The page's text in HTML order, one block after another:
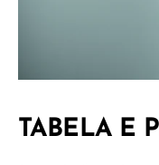
TABELA E